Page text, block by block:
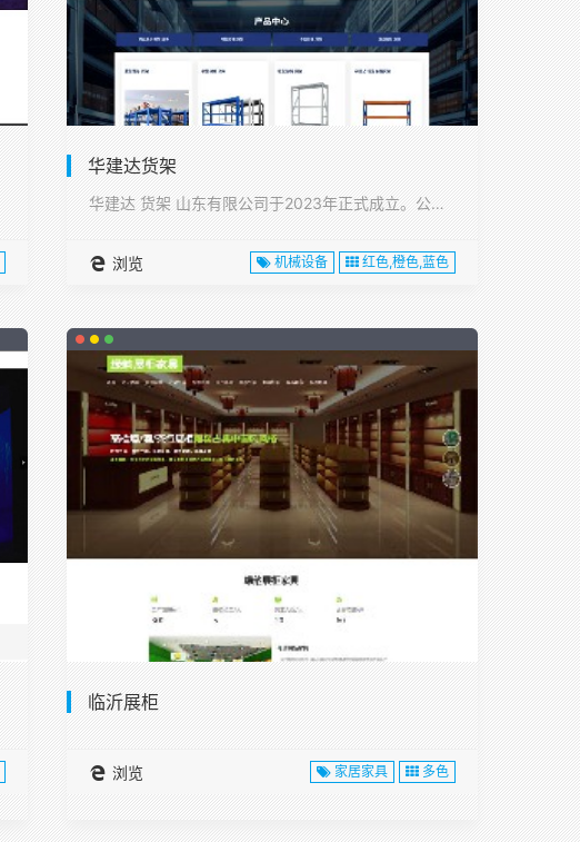
华建达货架
华建达 货架 山东有限公司于2023年正式成立。公司位于山东···
浏览 机械设备 红色,橙色,蓝色
临沂展柜
浏览 家居家具 多色